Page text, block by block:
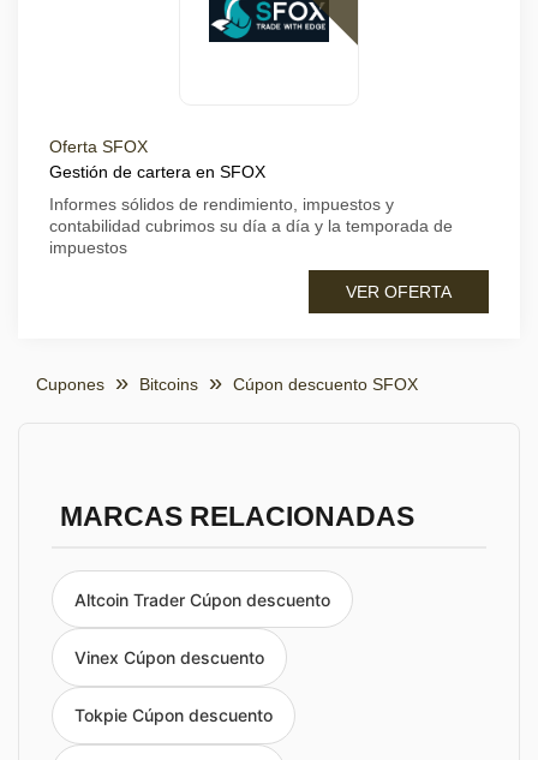
Oferta SFOX
Gestión de cartera en SFOX
Informes sólidos de rendimiento, impuestos y
contabilidad cubrimos su día a día y la temporada de
impuestos
VER OFERTA
Cupones Bitcoins Cúpon descuento SFOX
MARCAS RELACIONADAS
Altcoin Trader Cúpon descuento
Vinex Cúpon descuento
Tokpie Cúpon descuento